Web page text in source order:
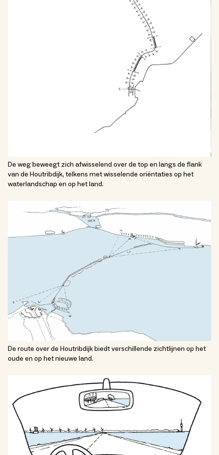
De weg beweegt zich afwisselend over de top en langs de flank
van de Houtribdijk, telkens met wisselende oriëntaties op het
waterlandschap en op het land.
De route over de Houtribdijk biedt verschillende zichtlijnen op het
oude en op het nieuwe land.